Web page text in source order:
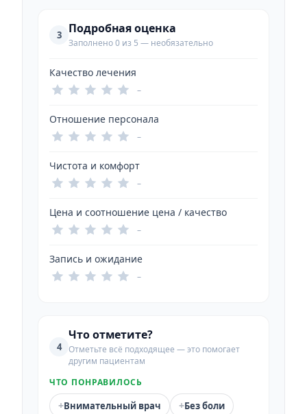
3 Подробная оценка
Заполнено 0 из 5 — необязательно
Качество лечения
–
Отношение персонала
–
Чистота и комфорт
–
Цена и соотношение цена / качество
–
Запись и ожидание
–
4
Что отметите?
Отметьте всё подходящее — это помогает
другим пациентам
ЧТО ПОНРАВИЛОСЬ
+Внимательный врач +Без боли